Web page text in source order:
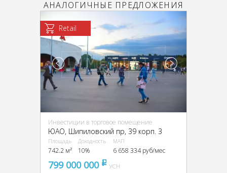
АНАЛОГИЧНЫЕ ПРЕДЛОЖЕНИЯ
Retail
Инвестиции в торговое помещение
ЮАО, Шипиловский пр, 39 корп. 3
Площадь
742.2 м²
Доходность
10%
МАП
6 658 334 руб/мес
799 000 000 pуб
УСН